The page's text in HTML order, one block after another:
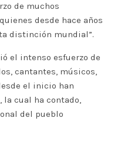
de muchos
desde hace años
distinción mundial”.
el intenso esfuerzo de
cantantes, músicos,
el inicio han
la cual ha contado,
del pueblo